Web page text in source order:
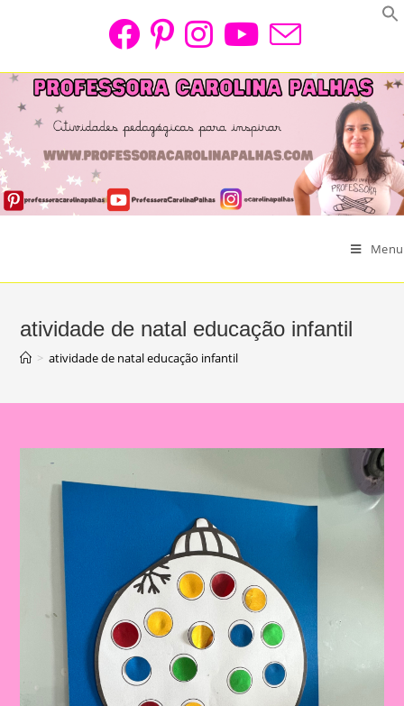
Menu
atividade de natal educação infantil
> atividade de natal educação infantil